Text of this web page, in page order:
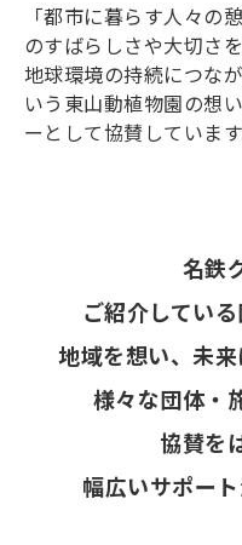
「都市に暮らす人々の
のすばらしさや大切さ
地球環境の持続につな
いう東山動植物園の想
ーとして協賛しています
名鉄
ご紹介している
地域を想い、未
様々な団体・
協賛を
幅広いサポート